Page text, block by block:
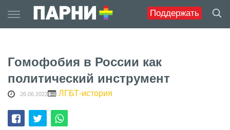
Поддержать
to
content
Гомофобия в России как
политический инструмент
26.06.2022 ЛГБТ-история